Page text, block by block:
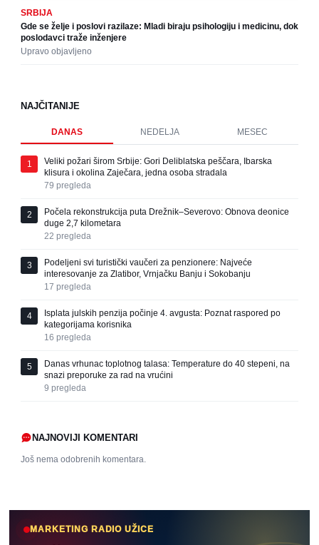
SRBIJA
Gde se želje i poslovi razilaze: Mladi biraju psihologiju i medicinu, dok
poslodavci traže inženjere
Upravo objavljeno
NAJČITANIJE
DANAS NEDELJA MESEC
1
Veliki požari širom Srbije: Gori Deliblatska peščara, Ibarska
klisura i okolina Zaječara, jedna osoba stradala
79 pregleda
2
Počela rekonstrukcija puta Drežnik–Severovo: Obnova deonice
duge 2,7 kilometara
22 pregleda
3
Podeljeni svi turistički vaučeri za penzionere: Najveće
interesovanje za Zlatibor, Vrnjačku Banju i Sokobanju
17 pregleda
4
Isplata julskih penzija počinje 4. avgusta: Poznat raspored po
kategorijama korisnika
16 pregleda
5
Danas vrhunac toplotnog talasa: Temperature do 40 stepeni, na
snazi preporuke za rad na vrućini
9 pregleda
NAJNOVIJI KOMENTARI
Još nema odobrenih komentara.
MARKETING RADIO UŽICE